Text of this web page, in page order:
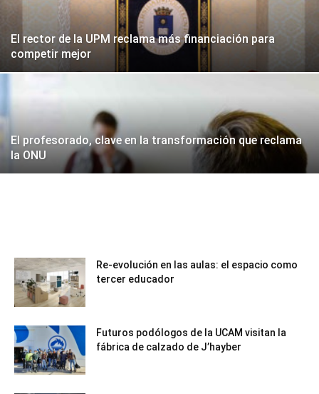
El rector de la UPM reclama más financiación para
competir mejor
El profesorado, clave en la transformación que reclama
la ONU
Re-evolución en las aulas: el espacio como
tercer educador
Futuros podólogos de la UCAM visitan la
fábrica de calzado de J’hayber